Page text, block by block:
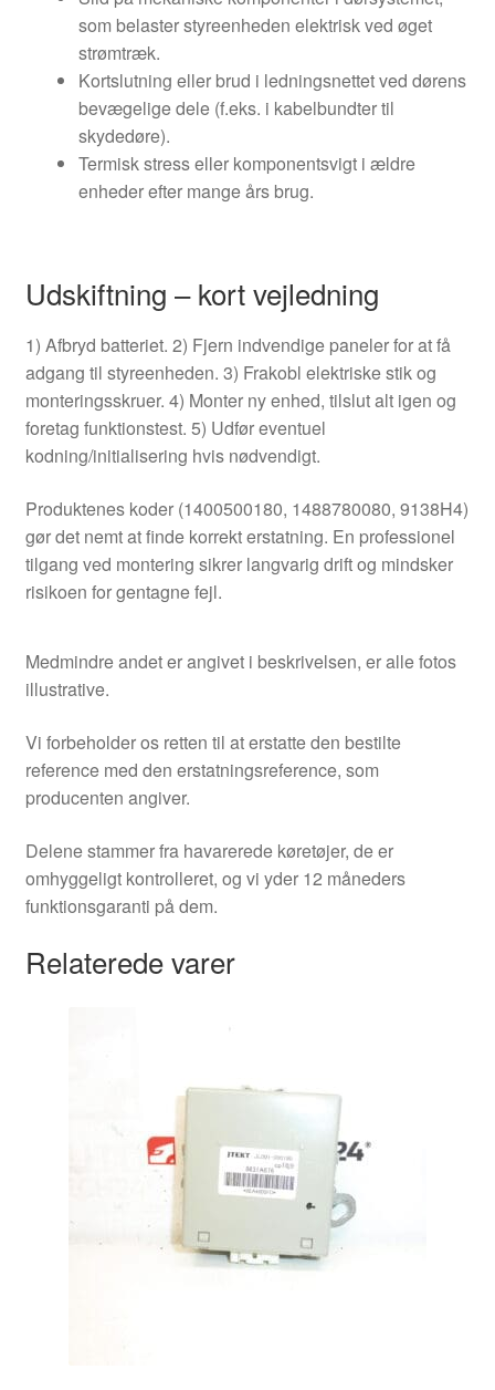
som belaster styreenheden elektrisk ved øget
strømtræk.
Kortslutning eller brud i ledningsnettet ved dørens
bevægelige dele (f.eks. i kabelbundter til
skydedøre).
Termisk stress eller komponentsvigt i ældre
enheder efter mange års brug.
Udskiftning – kort vejledning
1) Afbryd batteriet. 2) Fjern indvendige paneler for at få
adgang til styreenheden. 3) Frakobl elektriske stik og
monteringsskruer. 4) Monter ny enhed, tilslut alt igen og
foretag funktionstest. 5) Udfør eventuel
kodning/initialisering hvis nødvendigt.
Produktenes koder (1400500180, 1488780080, 9138H4)
gør det nemt at finde korrekt erstatning. En professionel
tilgang ved montering sikrer langvarig drift og mindsker
risikoen for gentagne fejl.
Medmindre andet er angivet i beskrivelsen, er alle fotos
illustrative.
Vi forbeholder os retten til at erstatte den bestilte
reference med den erstatningsreference, som
producenten angiver.
Delene stammer fra havarerede køretøjer, de er
omhyggeligt kontrolleret, og vi yder 12 måneders
funktionsgaranti på dem.
Relaterede varer